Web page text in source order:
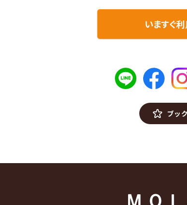
いますぐ
ブッ